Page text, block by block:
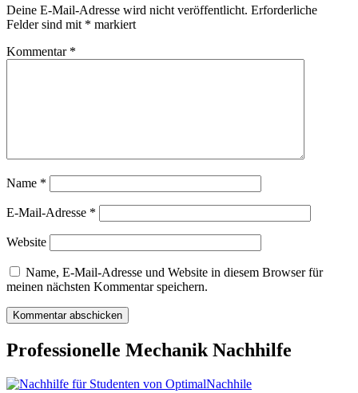
Deine E-Mail-Adresse wird nicht veröffentlicht. Erforderliche
Felder sind mit * markiert
Kommentar *
Name *
E-Mail-Adresse *
Website
Name, E-Mail-Adresse und Website in diesem Browser für
meinen nächsten Kommentar speichern.
Professionelle Mechanik Nachhilfe